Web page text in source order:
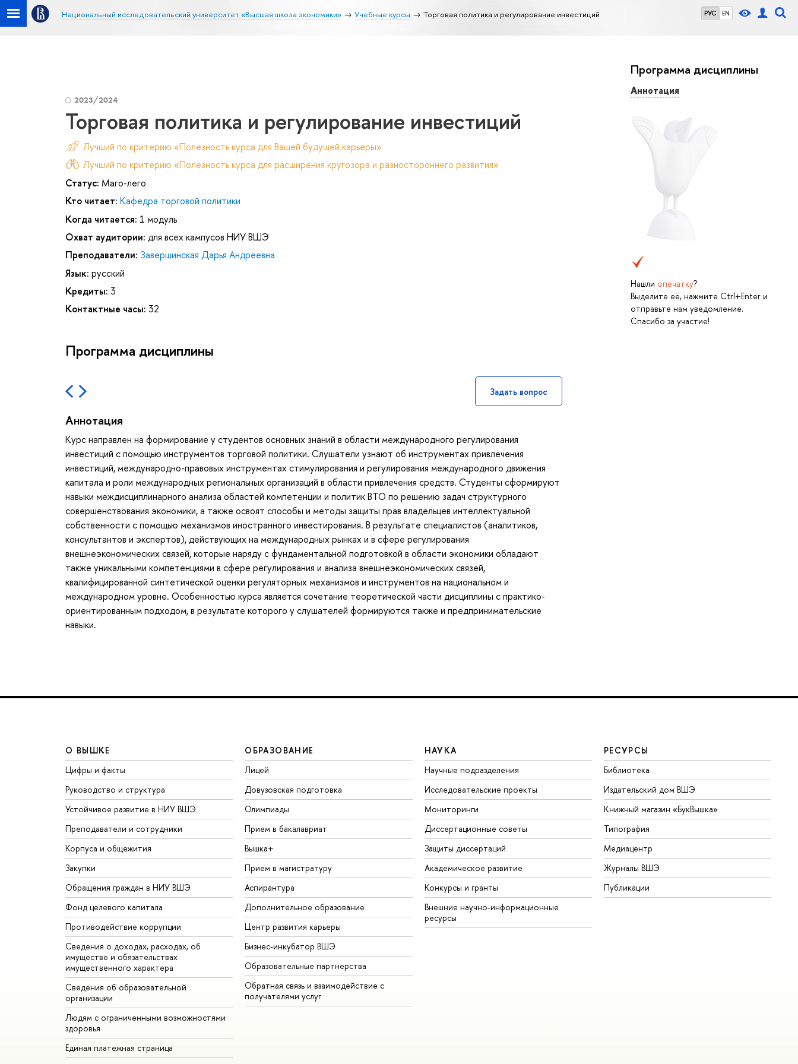
РУС EN
Национальный исследовательский университет «Высшая школа экономики» Учебные курсы Торговая политика и регулирование инвестиций
Программа дисциплины
Аннотация
Нашли опечатку?
Выделите её, нажмите Ctrl+Enter и
отправьте нам уведомление.
Спасибо за участие!
2023/2024
Торговая политика и регулирование инвестиций
Лучший по критерию «Полезность курса для Вашей будущей карьеры»
Лучший по критерию «Полезность курса для расширения кругозора и разностороннего развития»
Статус: Маго-лего
Кто читает: Кафедра торговой политики
Когда читается: 1 модуль
Охват аудитории: для всех кампусов НИУ ВШЭ
Преподаватели: Завершинская Дарья Андреевна
Язык: русский
Кредиты: 3
Контактные часы: 32
Программа дисциплины
Задать вопрос
Аннотация
Курс направлен на формирование у студентов основных знаний в области международного регулирования
инвестиций с помощью инструментов торговой политики. Слушатели узнают об инструментах привлечения
инвестиций, международно-правовых инструментах стимулирования и регулирования международного движения
капитала и роли международных региональных организаций в области привлечения средств. Студенты сформируют
навыки междисциплинарного анализа областей компетенции и политик ВТО по решению задач структурного
совершенствования экономики, а также освоят способы и методы защиты прав владельцев интеллектуальной
собственности с помощью механизмов иностранного инвестирования. В результате специалистов (аналитиков,
консультантов и экспертов), действующих на международных рынках и в сфере регулирования
внешнеэкономических связей, которые наряду с фундаментальной подготовкой в области экономики обладают
также уникальными компетенциями в сфере регулирования и анализа внешнеэкономических связей,
квалифицированной синтетической оценки регуляторных механизмов и инструментов на национальном и
международном уровне. Особенностью курса является сочетание теоретической части дисциплины с практико-
ориентированным подходом, в результате которого у слушателей формируются также и предпринимательские
навыки.
О ВЫШКЕ
Цифры и факты
Руководство и структура
Устойчивое развитие в НИУ ВШЭ
Преподаватели и сотрудники
Корпуса и общежития
Закупки
Обращения граждан в НИУ ВШЭ
Фонд целевого капитала
Противодействие коррупции
Сведения о доходах, расходах, об
имуществе и обязательствах
имущественного характера
Сведения об образовательной
организации
Людям с ограниченными возможностями
здоровья
Единая платежная страница
ОБРАЗОВАНИЕ
Лицей
Довузовская подготовка
Олимпиады
Прием в бакалавриат
Вышка+
Прием в магистратуру
Аспирантура
Дополнительное образование
Центр развития карьеры
Бизнес-инкубатор ВШЭ
Образовательные партнерства
Обратная связь и взаимодействие с
получателями услуг
НАУКА
Научные подразделения
Исследовательские проекты
Мониторинги
Диссертационные советы
Защиты диссертаций
Академическое развитие
Конкурсы и гранты
Внешние научно-информационные
ресурсы
РЕСУРСЫ
Библиотека
Издательский дом ВШЭ
Книжный магазин «БукВышка»
Типография
Медиацентр
Журналы ВШЭ
Публикации